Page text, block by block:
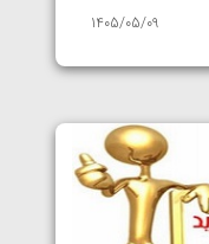
1405/05/09
1405/05/07